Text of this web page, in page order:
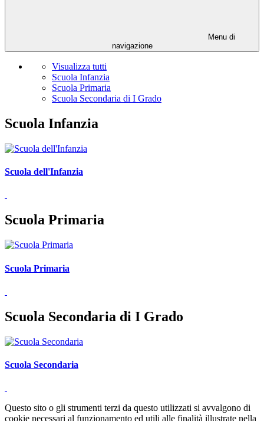
Menu di
navigazione
Visualizza tutti
Scuola Infanzia
Scuola Primaria
Scuola Secondaria di I Grado
Scuola Infanzia
Scuola dell'Infanzia
Scuola Primaria
Scuola Primaria
Scuola Secondaria di I Grado
Scuola Secondaria
Questo sito o gli strumenti terzi da questo utilizzati si avvalgono di
cookie necessari al funzionamento ed utili alle finalità illustrate nella